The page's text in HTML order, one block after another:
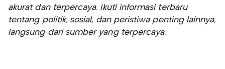
akurat dan terpercaya. Ikuti informasi terbaru
tentang politik, sosial, dan peristiwa penting lainnya,
langsung dari sumber yang terpercaya.